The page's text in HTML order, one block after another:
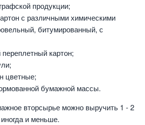
продукции;
с различными химическими
битумированный, с
картон;
цветные;
бумажной массы.
вторсырье можно выручить 1 - 2
и меньше.